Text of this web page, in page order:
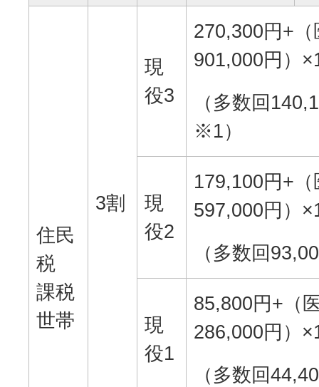
住民
税
課税
世帯
3割
現
役3
270,300円+
901,000円）
（多数回
※1）
現
役2
179,100円+
597,000円）
（多数回
現
役1
85,800円+（
286,000円）
（多数回